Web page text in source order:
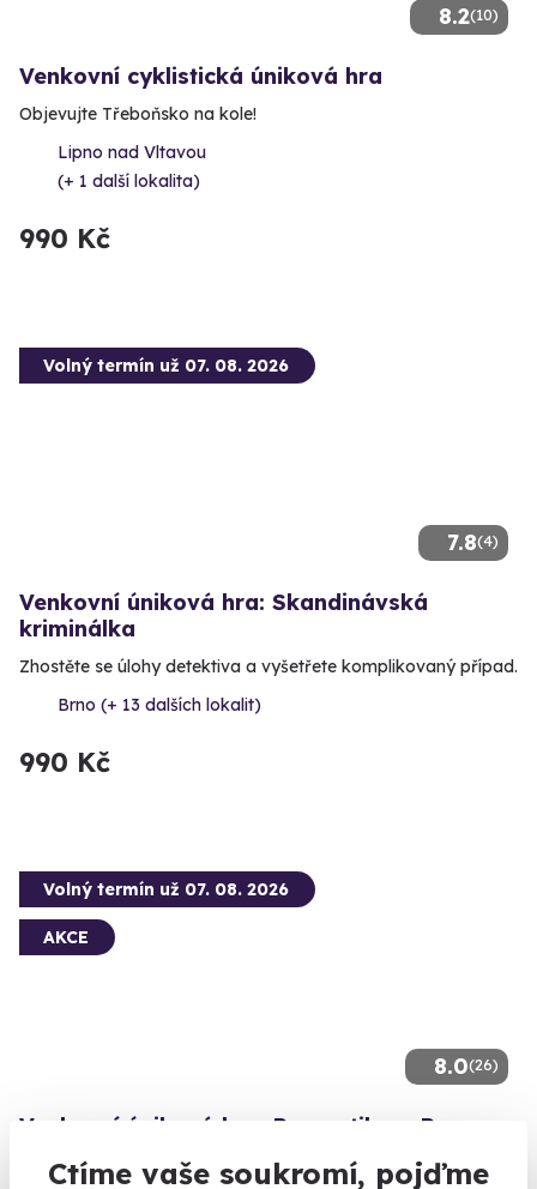
Ctíme vaše soukromí, pojďme
8.2(10)
Venkovní cyklistická úniková hra
Objevujte Třeboňsko na kole!
Lipno nad Vltavou
(+ 1 další lokalita)
990 Kč
7.8(4)
Volný termín už 07. 08. 2026
Venkovní úniková hra: Skandinávská
kriminálka
Zhostěte se úlohy detektiva a vyšetřete komplikovaný případ.
Brno (+ 13 dalších lokalit)
990 Kč
8.0(26)
Volný termín už 07. 08. 2026
AKCE
Venkovní úniková hra: Romantika v Praze
Nechte se unášet Prahou...